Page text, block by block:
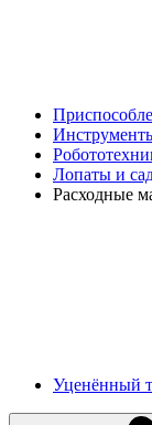
Лопаты и
Расходные
Уценённый